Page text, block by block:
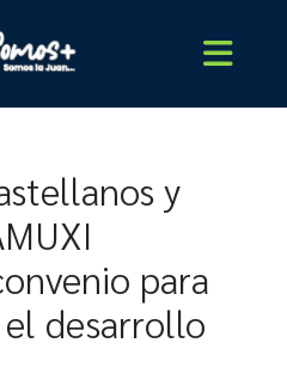
y
para
desarrollo